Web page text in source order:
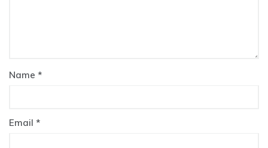
Name *
Email *